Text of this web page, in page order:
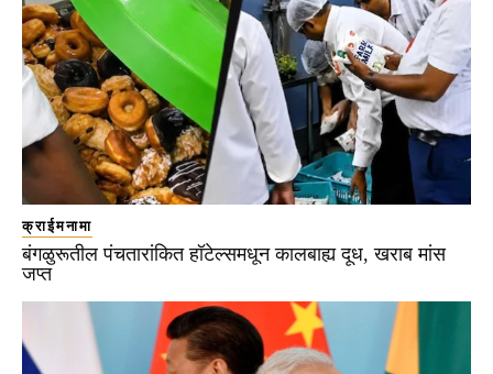
क्राईमनामा
बंगळुरूतील पंचतारांकित हॉटेल्समधून कालबाह्य दूध, खराब मांस
जप्त